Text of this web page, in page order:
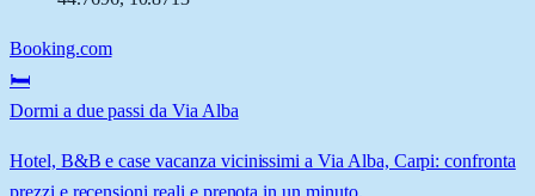
Booking.com
🛏️
Dormi a due passi da Via Alba
Hotel, B&B e case vacanza vicinissimi a Via Alba, Carpi: confronta
prezzi e recensioni reali e prenota in un minuto.